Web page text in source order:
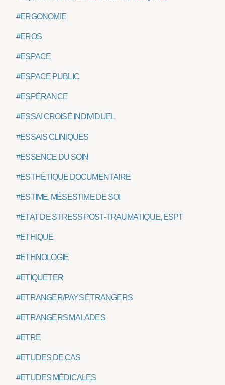
#ERGONOMIE
#EROS
#ESPACE
#ESPACE PUBLIC
#ESPÉRANCE
#ESSAI CROISÉ INDIVIDUEL
#ESSAIS CLINIQUES
#ESSENCE DU SOIN
#ESTHÉTIQUE DOCUMENTAIRE
#ESTIME, MÉSESTIME DE SOI
#ETAT DE STRESS POST-TRAUMATIQUE, ESPT
#ETHIQUE
#ETHNOLOGIE
#ETIQUETER
#ETRANGER/PAYS ÉTRANGERS
#ETRANGERS MALADES
#ETRE
#ETUDES DE CAS
#ETUDES MÉDICALES